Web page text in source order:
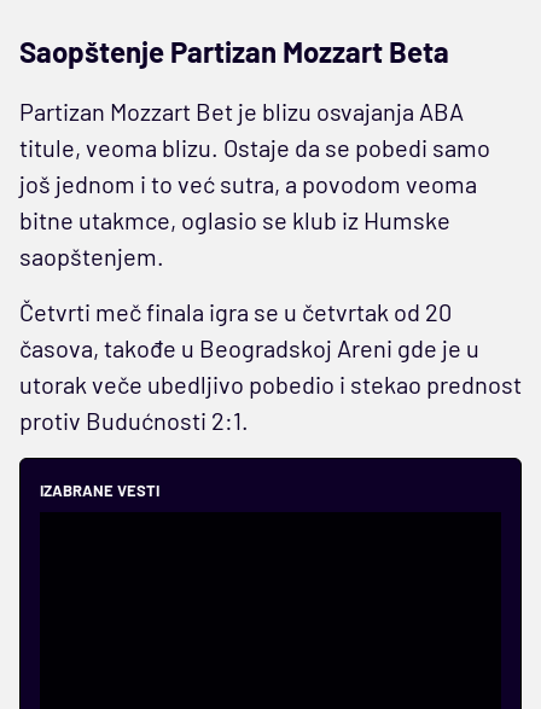
Saopštenje Partizan Mozzart Beta
Partizan Mozzart Bet je blizu osvajanja ABA
titule, veoma blizu. Ostaje da se pobedi samo
još jednom i to već sutra, a povodom veoma
bitne utakmce, oglasio se klub iz Humske
saopštenjem.
Četvrti meč finala igra se u četvrtak od 20
časova, takođe u Beogradskoj Areni gde je u
utorak veče ubedljivo pobedio i stekao prednost
protiv Budućnosti 2:1.
IZABRANE VESTI